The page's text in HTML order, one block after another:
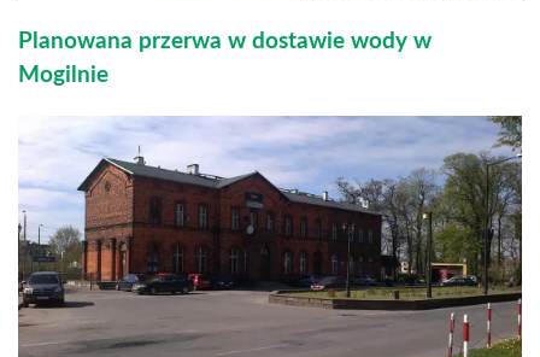
Planowana przerwa w dostawie wody w
Mogilnie